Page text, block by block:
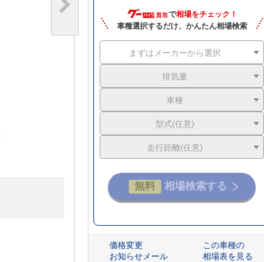
で相場をチェック！
車種選択するだけ、かんたん相場検索
まずはメーカーから選択
排気量
車種
型式(任意)
走行距離(任意)
価格変更
お知らせメール
この車種の
相場表を見る